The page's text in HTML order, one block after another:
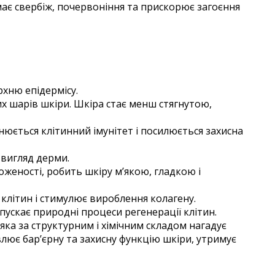
свербіж, почервоніння та прискорює загоєння
епідермісу.
шарів шкіри. Шкіра стає менш стягнутою,
клітинний імунітет і посилюється захисна
дерми.
робить шкіру м’якою, гладкою і
і стимулює вироблення колагену.
природні процеси регенерації клітин.
за структурним і хімічним складом нагадує
бар’єрну та захисну функцію шкіри, утримує